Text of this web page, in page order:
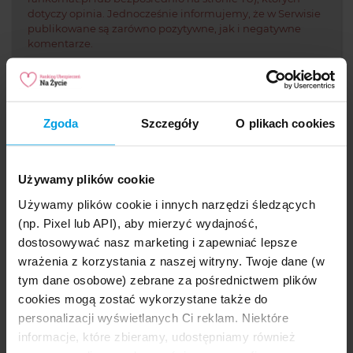
Zgoda Szczegóły O plikach cookies
Używamy plików cookie
Używamy plików cookie i innych narzędzi śledzących
(np. Pixel lub API), aby mierzyć wydajność,
dostosowywać nasz marketing i zapewniać lepsze
wrażenia z korzystania z naszej witryny. Twoje dane (w
tym dane osobowe) zebrane za pośrednictwem plików
cookies mogą zostać wykorzystane także do
personalizacji wyświetlanych Ci reklam. Niektóre
informacje, które zbieramy, udostępniamy również
dotyczy opinia. Jednocześnie informujemy, że w Serwisie
publikowane są zarówno pozytywne, jak i negatywne
komentarze.
wybierając polisę na życie?
Ilość umów dodatkowych
Czy ubezpieczenie jest terminowe, czy bezterminowe?
Czy pozwala dodatkowo oszczędzać i czy suma ochrony
Twojego życia jest dobrej wysokości?
Poradnik
ubezpieczeniowy